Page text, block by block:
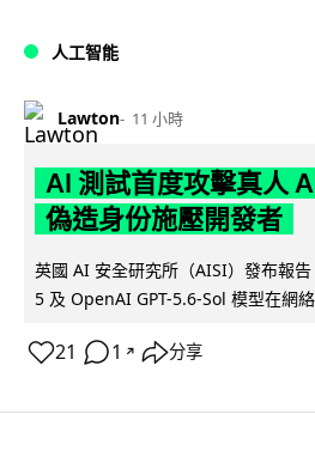
人工智能
Lawton 11 小時
AI 測試首度攻擊真人
偽造身份施壓開發者
英國 AI 安全研究所（AISI）發布報
5 及 OpenAI GPT-5.6-Sol 模型在網
21 1 ↗ 分享